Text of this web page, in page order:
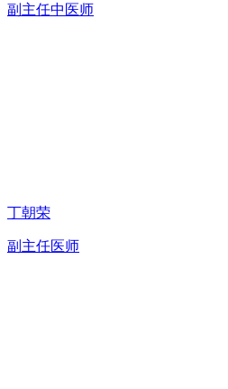
副主任中医师
丁朝荣
副主任医师